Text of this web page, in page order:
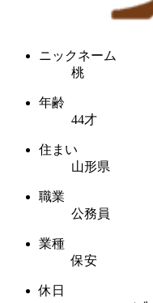
ニックネーム
桃
年齢
44才
住まい
山形県
職業
公務員
業種
保安
休日